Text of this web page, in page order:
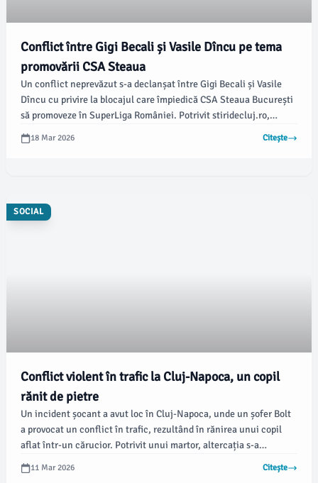
Conflict între Gigi Becali și Vasile Dîncu pe tema
promovării CSA Steaua
Un conflict neprevăzut s-a declanșat între Gigi Becali și Vasile
Dîncu cu privire la blocajul care împiedică CSA Steaua București
să promoveze în SuperLiga României. Potrivit stiridecluj.ro,
disputa a fost generată de acuzațiile aduse de Dîncu, care susține
că Becali ar fi folosit influența sa pentru a bloca accesul Stelei în
18 Mar 2026 Citește
SOCIAL
Conflict violent în trafic la Cluj-Napoca, un copil
rănit de pietre
Un incident șocant a avut loc în Cluj-Napoca, unde un șofer Bolt
a provocat un conflict în trafic, rezultând în rănirea unui copil
aflat într-un cărucior. Potrivit unui martor, altercația s-a
declanșat din cauza unei manevre fără semnalizare efectuate de
șofer, iar pietrele aruncate de roțile mașinii au adus o amenințare
11 Mar 2026 Citește